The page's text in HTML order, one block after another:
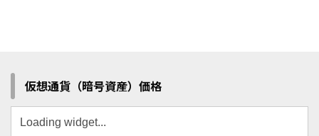
仮想通貨（暗号資産）価格